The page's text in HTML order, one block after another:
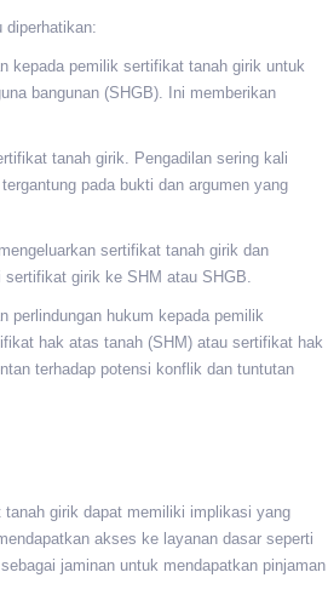
diperhatikan:
kepada pemilik sertifikat tanah girik untuk
bangunan (SHGB). Ini memberikan
tanah girik. Pengadilan sering kali
pada bukti dan argumen yang
sertifikat tanah girik dan
sertifikat girik ke SHM atau SHGB.
perlindungan hukum kepada pemilik
hak atas tanah (SHM) atau sertifikat hak
terhadap potensi konflik dan tuntutan
girik dapat memiliki implikasi yang
akses ke layanan dasar seperti
jaminan untuk mendapatkan pinjaman